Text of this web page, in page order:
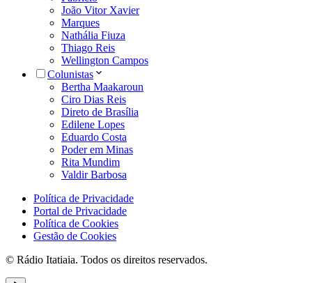
João Vitor Xavier
Marques
Nathália Fiuza
Thiago Reis
Wellington Campos
Colunistas
Bertha Maakaroun
Ciro Dias Reis
Direto de Brasília
Edilene Lopes
Eduardo Costa
Poder em Minas
Rita Mundim
Valdir Barbosa
Política de Privacidade
Portal de Privacidade
Política de Cookies
Gestão de Cookies
© Rádio Itatiaia. Todos os direitos reservados.